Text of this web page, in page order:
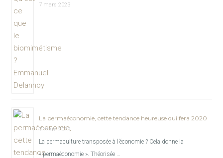
7 mars 2023
La permaéconomie, cette tendance heureuse qui fera 2020
7 mars 2023
La permaculture transposée à l’économie ? Cela donne la
« permaéconomie ». Théorisée …